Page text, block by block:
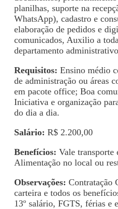
planilhas, suporte na
WhatsApp), cadastro e
elaboração de pedidos e
comunicados, Auxilio a
departamento
Requisitos: Ensino médio
de administração ou áreas
em pacote office; Boa
Iniciativa e organização
do dia a dia.
Salário: R$ 2.200,00
Benefícios: Vale
Alimentação no local ou
Observações: Contratação
carteira e todos os
13º salário, FGTS, férias e